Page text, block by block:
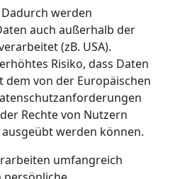
werden
auch außerhalb der
(zB. USA).
Risiko, dass Daten
von der Europäischen
Rechte von Nutzern
werden können.
umfangreich